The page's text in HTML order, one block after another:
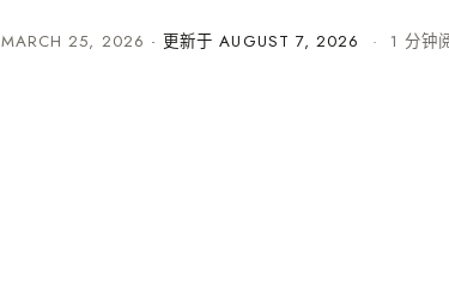
MARCH 25, 2026 · 更新于AUGUST 7, 2026 · 1 分钟